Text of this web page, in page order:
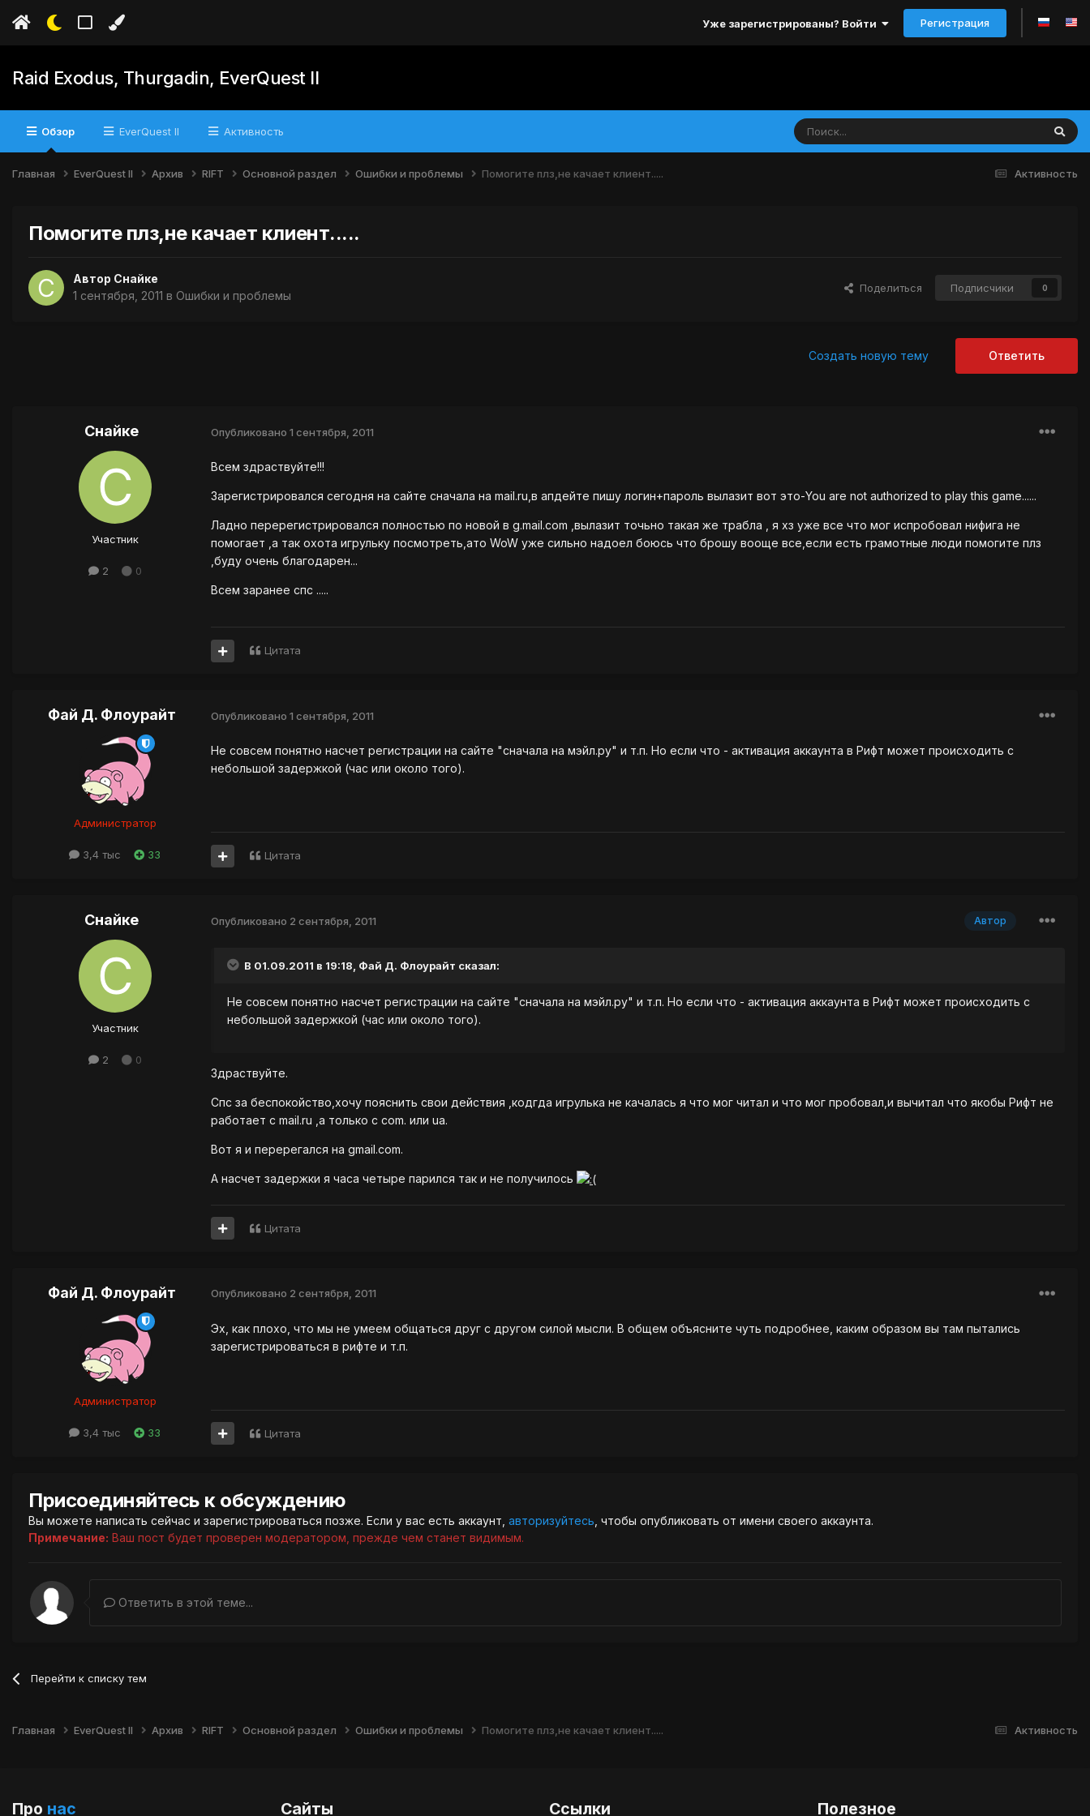
Уже зарегистрированы? Войти Регистрация
Raid Exodus, Thurgadin, EverQuest II
Обзор EverQuest II Активность
Активность
Главная EverQuest II Архив RIFT Основной раздел Ошибки и проблемы Помогите плз,не качает клиент.....
Помогите плз,не качает клиент.....
Автор Снайке
1 сентября, 2011 в Ошибки и проблемы
Поделиться Подписчики 0
Ответить
Создать новую тему
Снайке
Участник
2 0
Опубликовано 1 сентября, 2011
Всем здраствуйте!!!
Зарегистрировался сегодня на сайте сначала на mail.ru,в апдейте пишу логин+пароль вылазит вот это-You are not authorized to play this game......
Ладно перерегистрировался полностью по новой в g.mail.com ,вылазит точьно такая же трабла , я хз уже все что мог испробовал нифига не
помогает ,а так охота игрульку посмотреть,ато WoW уже сильно надоел боюсь что брошу вооще все,если есть грамотные люди помогите плз
,буду очень благодарен...
Всем заранее спс .....
Цитата
Фай Д. Флоурайт
Администратор
3,4 тыс 33
Опубликовано 1 сентября, 2011
Не совсем понятно насчет регистрации на сайте "сначала на мэйл.ру" и т.п. Но если что - активация аккаунта в Рифт может происходить с
небольшой задержкой (час или около того).
Цитата
Снайке
Участник
2 0
Автор
Опубликовано 2 сентября, 2011
В 01.09.2011 в 19:18, Фай Д. Флоурайт сказал:
Не совсем понятно насчет регистрации на сайте "сначала на мэйл.ру" и т.п. Но если что - активация аккаунта в Рифт может происходить с
небольшой задержкой (час или около того).
Здраствуйте.
Спс за беспокойство,хочу пояснить свои действия ,кодгда игрулька не качалась я что мог читал и что мог пробовал,и вычитал что якобы Рифт не
работает с mail.ru ,а только с com. или ua.
Вот я и перерегался на gmail.com.
А насчет задержки я часа четыре парился так и не получилось
Цитата
Фай Д. Флоурайт
Администратор
3,4 тыс 33
Опубликовано 2 сентября, 2011
Эх, как плохо, что мы не умеем общаться друг с другом силой мысли. В общем объясните чуть подробнее, каким образом вы там пытались
зарегистрироваться в рифте и т.п.
Цитата
Присоединяйтесь к обсуждению
Вы можете написать сейчас и зарегистрироваться позже. Если у вас есть аккаунт, авторизуйтесь , чтобы опубликовать от имени своего аккаунта.
Примечание: Ваш пост будет проверен модератором, прежде чем станет видимым.
Ответить в этой теме...
Перейти к списку тем
Активность
Главная EverQuest II Архив RIFT Основной раздел Ошибки и проблемы Помогите плз,не качает клиент.....
Про нас Сайты Ссылки Полезное